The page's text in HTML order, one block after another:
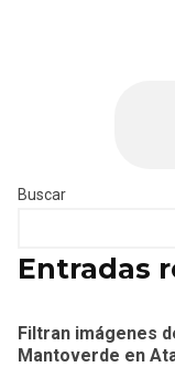
Buscar
Entradas
Filtran imágenes
Mantoverde en